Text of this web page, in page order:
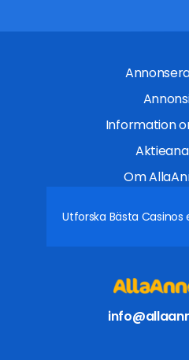
Information
Om
Utforska Bästa